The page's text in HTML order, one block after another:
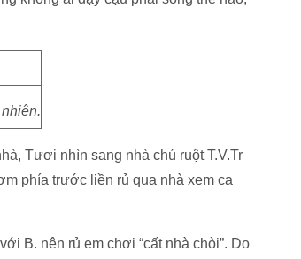
Tươi nhìn sang nhà chú ruột T.V.Tr
phía trước liền rủ qua nhà xem ca
B. nên rủ em chơi “cất nhà chòi”. Do